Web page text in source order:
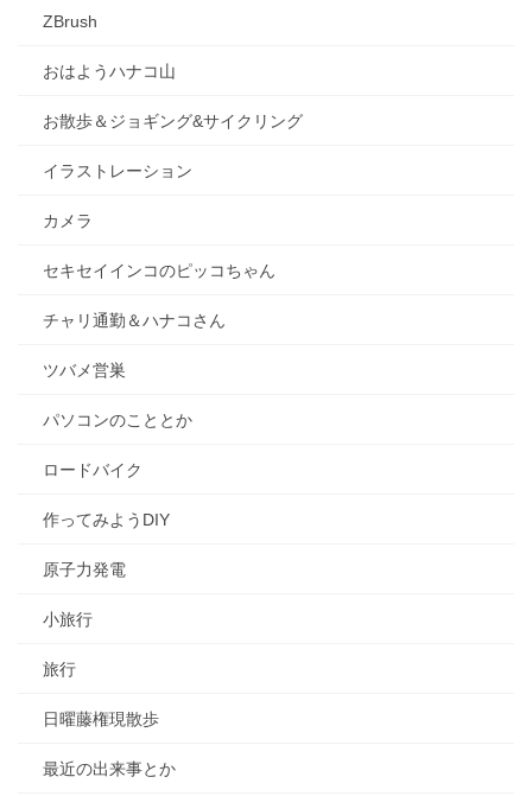
ZBrush
おはようハナコ山
お散歩＆ジョギング&サイクリング
イラストレーション
カメラ
セキセイインコのピッコちゃん
チャリ通勤＆ハナコさん
ツバメ営巣
パソコンのこととか
ロードバイク
作ってみようDIY
原子力発電
小旅行
旅行
日曜藤権現散歩
最近の出来事とか